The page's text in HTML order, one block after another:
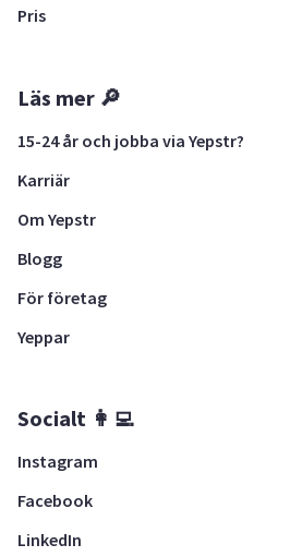
Pris
Läs mer 🔎
15-24 år och jobba via Yepstr?
Karriär
Om Yepstr
Blogg
För företag
Yeppar
Socialt 👩‍💻
Instagram
Facebook
LinkedIn